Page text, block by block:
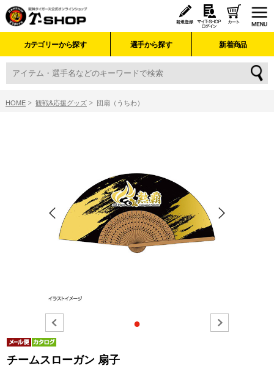
カテゴリーから探す 選手から探す 新着商品
HOME 観戦&応援グッズ 団扇（うちわ）
●
チームスローガン 扇子